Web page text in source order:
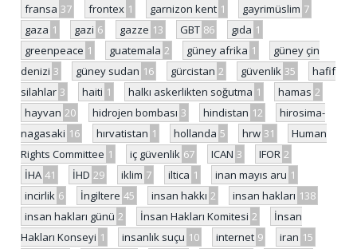
fransa 37 frontex 1 garnizon kent 1 gayrimüslim 7
gaza 1 gazi 6 gazze 13 GBT 86 gıda 1
greenpeace 1 guatemala 2 güney afrika 1
güney çin
denizi 3 güney sudan 16 gürcistan 2 güvenlik 35
hafif
silahlar 3 haiti 1 halkı askerlikten soğutma 1 hamas 2
hayvan 20 hidrojen bombası 3 hindistan 12
hirosima-
nagasaki 16 hırvatistan 1 hollanda 5 hrw 31
Human
Rights Committee 1 iç güvenlik 67 ICAN 3 IFOR 2
İHA 41 İHD 29 iklim 7 iltica 1 inan mayıs aru 1
incirlik 6 İngiltere 45 insan hakkı 2 insan hakları 138
insan hakları günü 2 İnsan Hakları Komitesi 2
İnsan
Hakları Konseyi 1 insanlık suçu 10 internet 9 iran 15